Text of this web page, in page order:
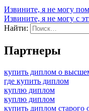
Извините, я не могу
Извините, я не могу с
Найти:
Партнеры
купить диплом о
где купить диплом
куплю диплом
куплю диплом
купить диплом старого